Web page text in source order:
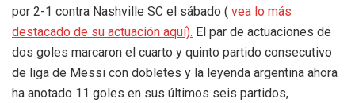
por 2-1 contra Nashville SC el sábado ( vea lo más
destacado de su actuación aquí). El par de actuaciones de
dos goles marcaron el cuarto y quinto partido consecutivo
de liga de Messi con dobletes y la leyenda argentina ahora
ha anotado 11 goles en sus últimos seis partidos,